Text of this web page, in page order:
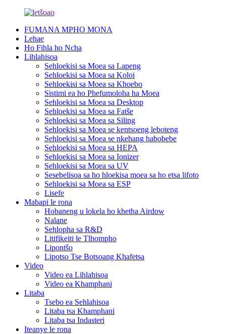
FUMANA MPHO MONA
Lehae
Ho Fihla ho Ncha
Lihlahisoa
Sehloekisi sa Moea sa Lapeng
Sehloekisi sa Moea sa Koloi
Sehloekisi sa Moea sa Khoebo
Sistimi ea ho Phefumoloha ha Moea
Sehloekisi sa Moea sa Desktop
Sehloekisi sa Moea sa Fatše
Sehloekisi sa Moea sa Siling
Sehloekisi sa Moea se kentsoeng leboteng
Sehloekisi sa Moea se nkehang habobebe
Sehloekisi sa Moea sa HEPA
Sehloekisi sa Moea sa Ionizer
Sehloekisi sa Moea sa UV
Sesebelisoa sa ho hloekisa moea sa ho etsa lifoto
Sehloekisi sa Moea sa ESP
Lisefe
Mabapi le rona
Hobaneng u lokela ho khetha Airdow
Nalane
Sehlopha sa R&D
Litifikeiti le Tlhompho
Lipontšo
Lipotso Tse Botsoang Khafetsa
Video
Video ea Lihlahisoa
Video ea Khamphani
Litaba
Tsebo ea Sehlahisoa
Litaba tsa Khamphani
Litaba tsa Indasteri
Iteanye le rona